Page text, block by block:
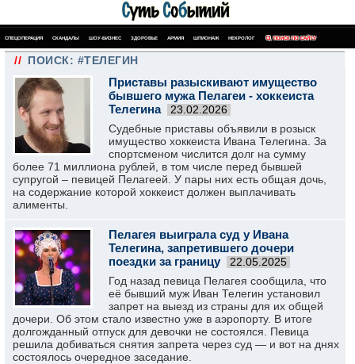
СПЕЦОПЕРАЦИЯ СКАНДАЛЫ ШОУ-БИЗНЕС ЗДОРОВЬЕ АРМИЯ ШПИОНАЖ НЕКРОЛОГ ПОИСК ПО САЙТУ
// ПОИСК: #ТЕЛЕГИН
Приставы разыскивают имущество
бывшего мужа Пелагеи - хоккеиста
Телегина
23.02.2026
Судебные приставы объявили в розыск
имущество хоккеиста Ивана Телегина. За
спортсменом числится долг на сумму
более 71 миллиона рублей, в том числе перед бывшей
супругой – певицей Пелагеей. У пары них есть общая дочь,
на содержание которой хоккеист должен выплачивать
алименты.
Пелагея выиграла суд у Ивана
Телегина, запретившего дочери
поездки за границу
22.05.2025
Год назад певица Пелагея сообщила, что
её бывший муж Иван Телегин установил
запрет на выезд из страны для их общей
дочери. Об этом стало известно уже в аэропорту. В итоге
долгожданный отпуск для девочки не состоялся. Певица
решила добиваться снятия запрета через суд — и вот на днях
состоялось очередное заседание.